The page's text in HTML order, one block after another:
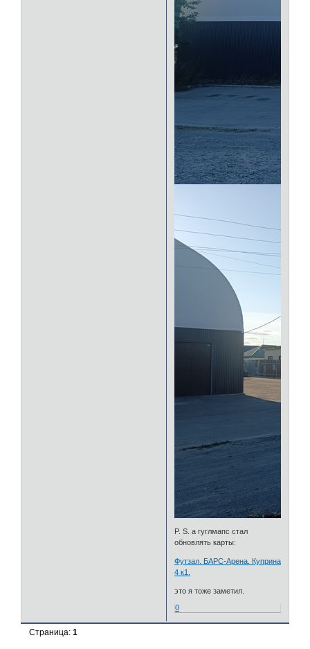
P. S. а гуглмапс стал
обновлять карты:
Футзал. БАРС-Арена. Куприна
4 к1.
это я тоже заметил.
0
Страница:1